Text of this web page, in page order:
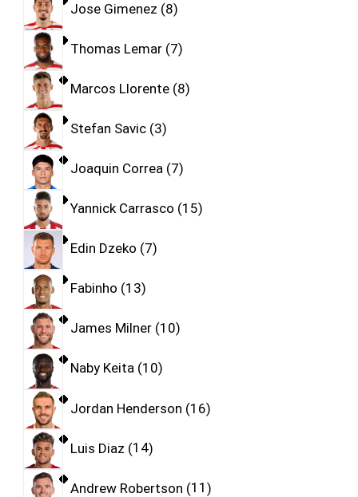
Jose Gimenez 8
Thomas Lemar 7
Marcos Llorente 8
Stefan Savic 3
Joaquin Correa 7
Yannick Carrasco 15
Edin Dzeko 7
Fabinho 13
James Milner 10
Naby Keita 10
Jordan Henderson 16
Luis Diaz 14
Andrew Robertson 11